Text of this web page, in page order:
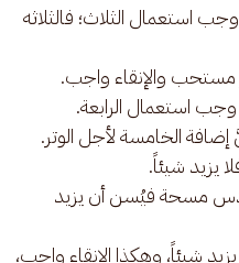
استعمال الثلاث؛ فالثلاثه
مستحب والإنقاء واجب.
وجب استعمال الرابعة.
الخامسة لأجل الوتر.
يزيد شيئاً.
مسحة فيُسن أن يزيد
شيئاً، وهكذا الإنقاء واجب،